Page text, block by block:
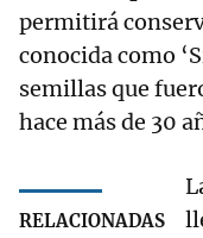
permitirá
conocida como
semillas que
hace más de 30
RELACIONADAS